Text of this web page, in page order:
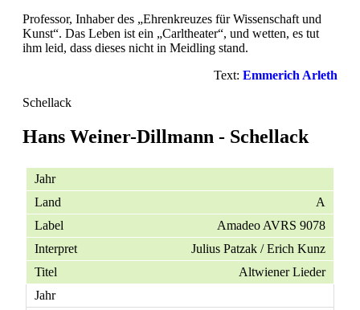
Professor, Inhaber des „Ehrenkreuzes für Wissenschaft und
Kunst“. Das Leben ist ein „Carltheater“, und wetten, es tut
ihm leid, dass dieses nicht in Meidling stand.
Text: Emmerich Arleth
Schellack
Hans Weiner-Dillmann - Schellack
A
Amadeo AVRS 9078
Julius Patzak / Erich Kunz
Altwiener Lieder